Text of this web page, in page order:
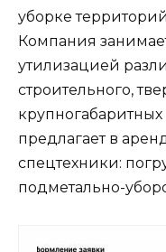
уборке
Компания
утилизацией
строительного,
предлагает в
спецтехники:
подметально-